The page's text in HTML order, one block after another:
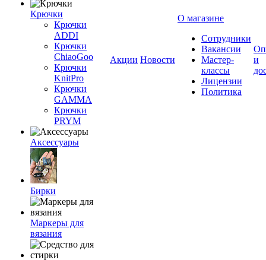
Крючки
Крючки
ADDI
Крючки
ChiaoGoo
Крючки
KnitPro
Крючки
GAMMA
Крючки
PRYM
Аксессуары
Бирки
Маркеры для
вязания
Акции Новости
О магазине
Сотрудники
Вакансии
Мастер-
классы
Лицензии
Политика
и